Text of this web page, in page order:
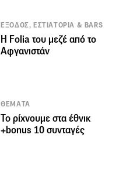
ΕΞΟΔΟΣ, ΕΣΤΙΑΤΟΡΙΑ & BARS
Η Folia του μεζέ από το
Αφγανιστάν
ΘΕΜΑΤΑ
Το ρίχνουμε στα έθνικ
+bonus 10 συνταγές